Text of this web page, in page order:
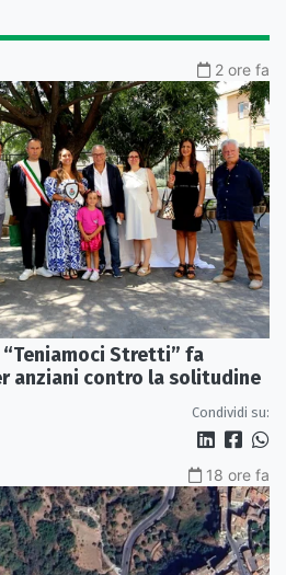
2 ore fa
“Teniamoci Stretti” fa
anziani contro la solitudine
Condividi su:
18 ore fa